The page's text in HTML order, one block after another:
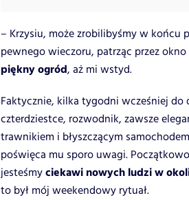
– Krzysiu, może zrobilibyśmy w końcu
pewnego wieczoru, patrząc przez
piękny ogród, aż mi wstyd.
Faktycznie, kilka tygodni wcześniej
czterdziestce, rozwodnik, zawsze
trawnikiem i błyszczącym
poświęca mu sporo uwagi.
jesteśmyciekawi nowych ludzi w
to był mój weekendowy rytuał.